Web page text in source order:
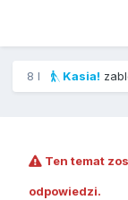
8 l Kasia!
Ten temat
odpowiedzi.